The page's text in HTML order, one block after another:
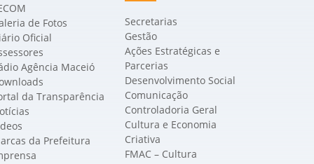
de Fotos
Oficial
Agência Maceió
da Transparência
da Prefeitura
Secretarias
Gestão
Ações Estratégicas e
Parcerias
Desenvolvimento Social
Comunicação
Controladoria Geral
Cultura e Economia
Criativa
FMAC – Cultura